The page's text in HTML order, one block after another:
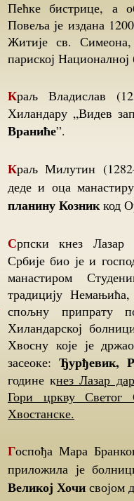
Пећке бистрице, а
Повеља је издана
Житије св.
париској
Краљ Владислав (1234–1243) син Стефана Провенчаног дарује
Хиландару „Видев
Враниће”.
Краљ Милутин (1282–1321) потврђује 1282. године прилоге свога
деде и оца
планину Козниккод
Српски кнез Лазар Хребељановић (1329–1389) поред Моравске
Србије био је и
манастиром
традицију
спољну припрату
Хиландарској
Хвосну које је
засеоке: Ђурђевик,
године кнез Лазар
Гори цркву Светог
Хвостанске.
Госпођа Мара Бранковић са синовима Гргуром, Ђурђем и Лазаром
приложила је
Великој Хочи својом